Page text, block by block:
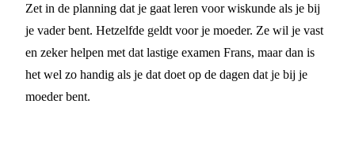
Zet in de planning dat je gaat leren voor wiskunde als je bij
je vader bent. Hetzelfde geldt voor je moeder. Ze wil je vast
en zeker helpen met dat lastige examen Frans, maar dan is
het wel zo handig als je dat doet op de dagen dat je bij je
moeder bent.